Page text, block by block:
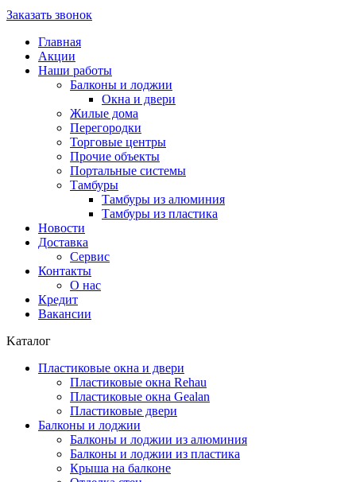
Заказать звонок
Главная
Акции
Наши работы
Балконы и лоджии
Окна и двери
Жилые дома
Перегородки
Торговые центры
Прочие объекты
Портальные системы
Тамбуры
Тамбуры из алюминия
Тамбуры из пластика
Новости
Доставка
Сервис
Контакты
О нас
Кредит
Вакансии
Kаталог
Пластиковые окна и двери
Пластиковые окна Rehau
Пластиковые окна Gealan
Пластиковые двери
Балконы и лоджии
Балконы и лоджии из алюминия
Балконы и лоджии из пластика
Крыша на балконе